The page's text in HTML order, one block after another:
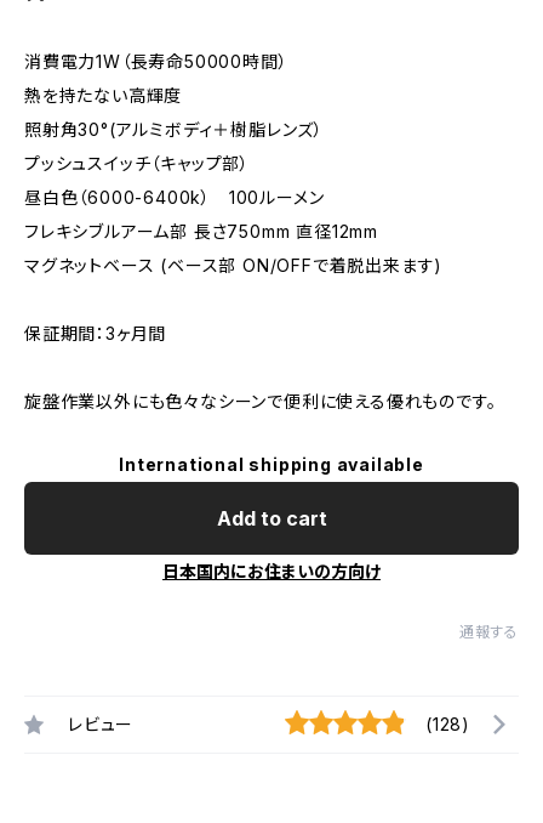
消費電力1W（長寿命50000時間）
熱を持たない高輝度
照射角30°(アルミボディ＋樹脂レンズ）
プッシュスイッチ（キャップ部）
昼白色（6000-6400k） 100ルーメン
フレキシブルアーム部 長さ750mm 直径12mm
マグネットベース (ベース部 ON/OFFで着脱出来ます)
保証期間：3ヶ月間
旋盤作業以外にも色々なシーンで便利に使える優れものです。
International shipping available
Add to cart
日本国内にお住まいの方向け
通報する
レビュー (128)